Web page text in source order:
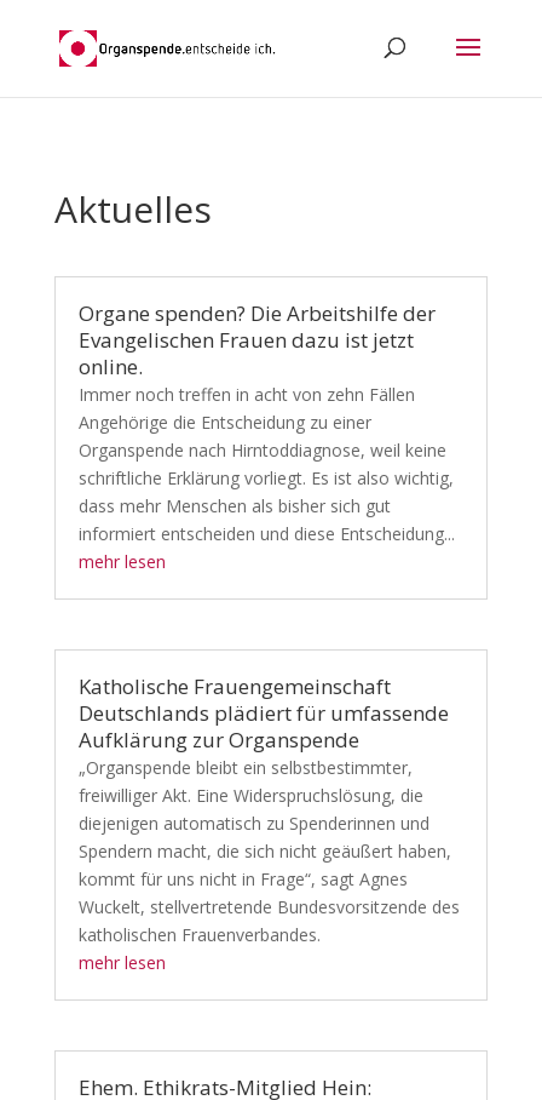
Aktuelles
Organe spenden? Die Arbeitshilfe der
Evangelischen Frauen dazu ist jetzt
online.
Immer noch treffen in acht von zehn Fällen
Angehörige die Entscheidung zu einer
Organspende nach Hirntoddiagnose, weil keine
schriftliche Erklärung vorliegt. Es ist also wichtig,
dass mehr Menschen als bisher sich gut
informiert entscheiden und diese Entscheidung...
mehr lesen
Katholische Frauengemeinschaft
Deutschlands plädiert für umfassende
Aufklärung zur Organspende
„Organspende bleibt ein selbstbestimmter,
freiwilliger Akt. Eine Widerspruchslösung, die
diejenigen automatisch zu Spenderinnen und
Spendern macht, die sich nicht geäußert haben,
kommt für uns nicht in Frage“, sagt Agnes
Wuckelt, stellvertretende Bundesvorsitzende des
katholischen Frauenverbandes.
mehr lesen
Ehem. Ethikrats-Mitglied Hein: